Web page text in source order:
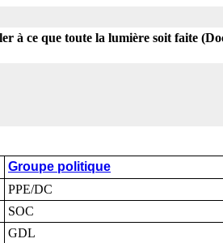
à ce que toute la lumière soit faite
Groupe politique
PPE/DC
SOC
GDL